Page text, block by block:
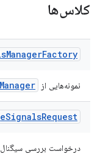
کلاس‌ها
ManagerFactory
نمونه‌هایی از
SignalsRequest
درخواست بررسی